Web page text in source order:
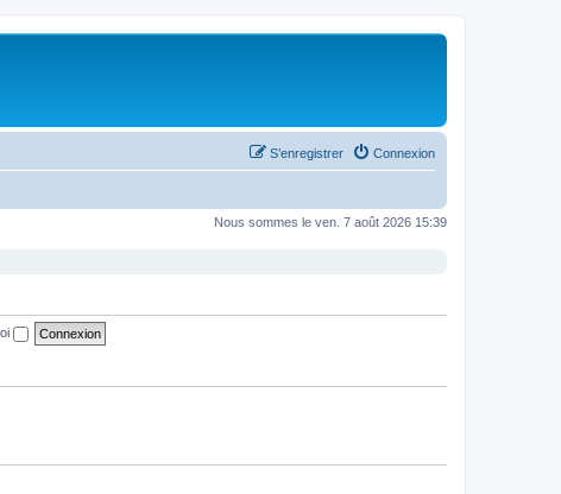
Connexion
S’enregistrer
Nous sommes le ven. 7 août 2026 15:39